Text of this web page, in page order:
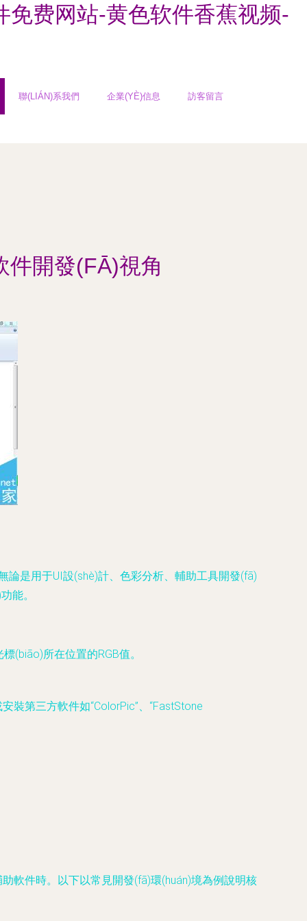
费网站-黄色软件香蕉视频-
聯(LIÁN)系我們 企業(YÈ)信息 訪客留言
開發(FĀ)視角
論是用于UI設(shè)計、色彩分析、輔助工具開發(fā)
能。
(biāo)所在位置的RGB值。
裝第三方軟件如“ColorPic”、“FastStone
軟件時。以下以常見開發(fā)環(huán)境為例說明核